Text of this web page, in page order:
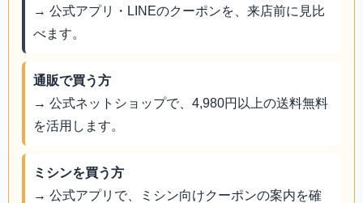
→ 公式アプリ・LINEのクーポンを、来店前に見比
べます。
通販で買う方
→ 公式ネットショップで、4,980円以上の送料無料
を活用します。
ミシンを買う方
→ 公式アプリで、ミシン向けクーポンの案内を確